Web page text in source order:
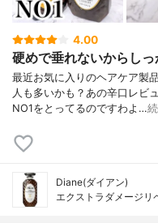
4.00
硬めで垂れないからし
最近お気に入りのヘアケア製
人も多いかも？あの辛口レビ
NO1をとってるのですわよ…
Diane(ダイアン)
エクストラダメージリ